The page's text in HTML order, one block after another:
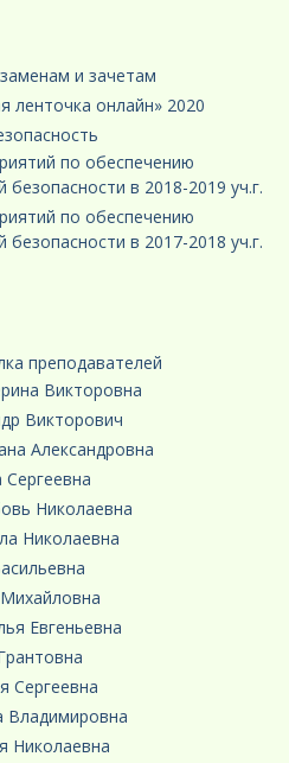
и зачетам
ленточка онлайн» 2020
по обеспечению
в 2018-2019 уч.г.
по обеспечению
в 2017-2018 уч.г.
преподавателей
Викторовна
Викторович
Александровна
Сергеевна
Николаевна
Николаевна
Евгеньевна
Сергеевна
Владимировна
Николаевна